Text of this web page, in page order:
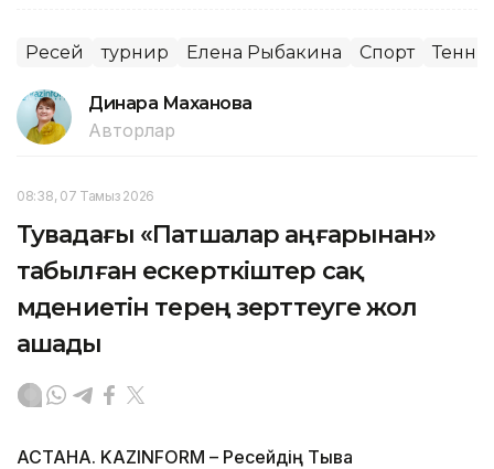
Ресей турнир Елена Рыбакина Спорт
Динара Маханова
Авторлар
08:38, 07 Тамыз 2026
Тувадағы «Патшалар аңғарынан»
табылған ескерткіштер сақ
мәдениетін терең зерттеуге жол
ашады
АСТАНА. KAZINFORM – Ресейдің Тыва